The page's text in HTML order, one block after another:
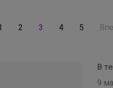
2 3 4 5
В
9